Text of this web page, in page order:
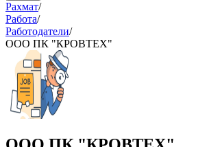
Рахмат/
Работа/
Работодатели/
ООО ПК "КРОВТЕХ"